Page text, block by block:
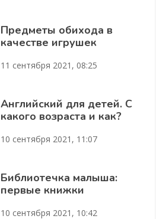
Предметы обихода в
качестве игрушек
11 сентября 2021, 08:25
Английский для детей. С
какого возраста и как?
10 сентября 2021, 11:07
Библиотечка малыша:
первые книжки
10 сентября 2021, 10:42